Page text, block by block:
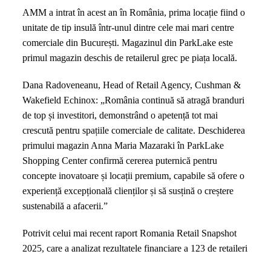
magazin
România
AMM a intrat în acest an în România, prima locație fiind o
unitate de tip insulă într-unul dintre cele mai mari centre
comerciale din București. Magazinul din ParkLake este
primul magazin deschis de retailerul grec pe piața locală.
Dana Radoveneanu, Head of Retail Agency, Cushman &
Wakefield Echinox: „România continuă să atragă branduri
de top și investitori, demonstrând o apetență tot mai
crescută pentru spațiile comerciale de calitate. Deschiderea
primului magazin Anna Maria Mazaraki în ParkLake
Shopping Center confirmă cererea puternică pentru
concepte inovatoare și locații premium, capabile să ofere o
experiență excepțională clienților și să susțină o creștere
sustenabilă a afacerii.”
Potrivit celui mai recent raport Romania Retail Snapshot
2025, care a analizat rezultatele financiare a 123 de retaileri